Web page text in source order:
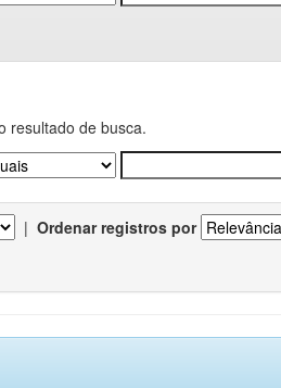
resultado de busca.
| Ordenar registros por